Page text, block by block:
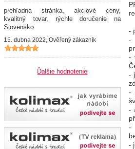
-
-
-
-
-
-
-
-
prehľadná stránka, akciové ceny,
kvalitný tovar, rýchle doručenie na
Slovensko
15. dubna 2022, Ověřený zákazník
Ďalšie hodnotenie